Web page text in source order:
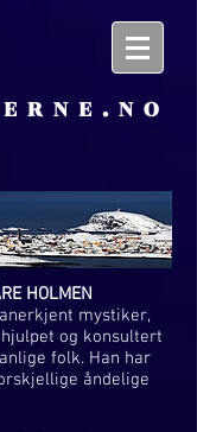
HOLMEN
mystiker,
og konsultert
folk. Han har
åndelige